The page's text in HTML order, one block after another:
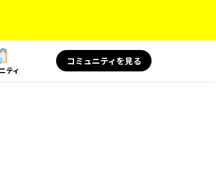
ティ
コミュニティを見る